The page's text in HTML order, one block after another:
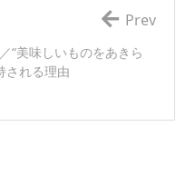
“美味しいものをあきら
される理由
Prev